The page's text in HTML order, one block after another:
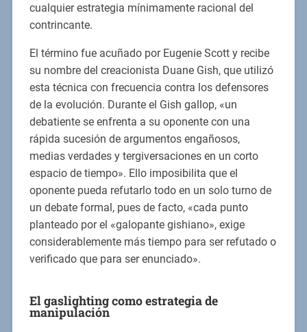
cualquier estrategia mínimamente racional del
contrincante.
El término fue acuñado por Eugenie Scott y recibe
su nombre del creacionista Duane Gish, que utilizó
esta técnica con frecuencia contra los defensores
de la evolución. Durante el Gish gallop, «un
debatiente se enfrenta a su oponente con una
rápida sucesión de argumentos engañosos,
medias verdades y tergiversaciones en un corto
espacio de tiempo». Ello imposibilita que el
oponente pueda refutarlo todo en un solo turno de
un debate formal, pues de facto, «cada punto
planteado por el «galopante gishiano», exige
considerablemente más tiempo para ser refutado o
verificado que para ser enunciado».
El gaslighting como estrategia de
manipulación